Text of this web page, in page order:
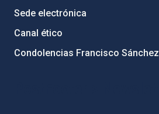
Sede electrónica
Canal ético
Condolencias Francisco Sánchez